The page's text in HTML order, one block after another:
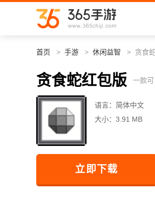
首页 手游 休闲益智 贪食
贪食蛇红包版 一款
语言： 简体中文
大小： 3.91 MB
立即下载